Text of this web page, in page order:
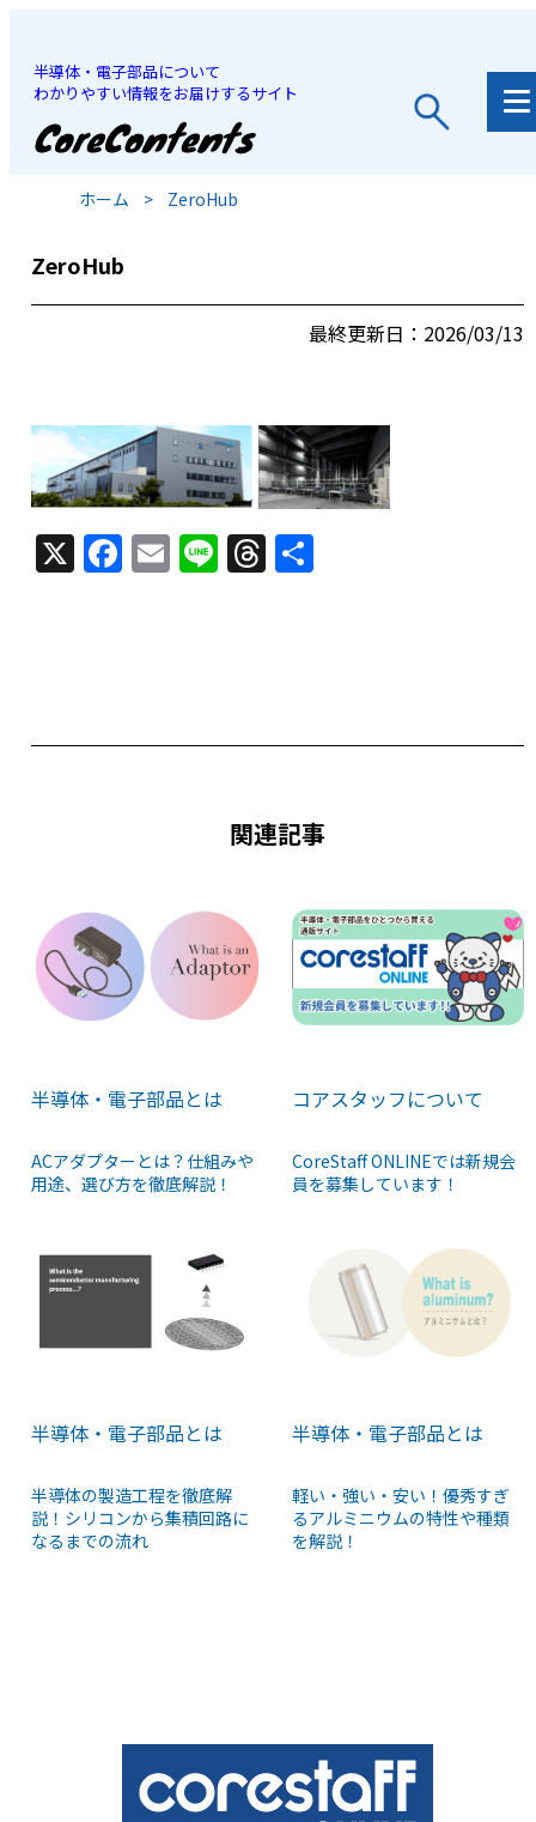
半導体・電子部品について
わかりやすい情報をお届けするサイト
JP
ホーム > ZeroHub
ZeroHub
最終更新日：2026/03/13
X F
a
o
E
m
Li
n
T
h
s
関連記事
半導体・電子部品とは
ACアダプターとは？仕組みや
用途、選び方を徹底解説！
コアスタッフについて
CoreStaff ONLINEでは新規会
員を募集しています！
半導体・電子部品とは
半導体の製造工程を徹底解
説！シリコンから集積回路に
なるまでの流れ
半導体・電子部品とは
軽い・強い・安い！優秀すぎ
るアルミニウムの特性や種類
を解説！